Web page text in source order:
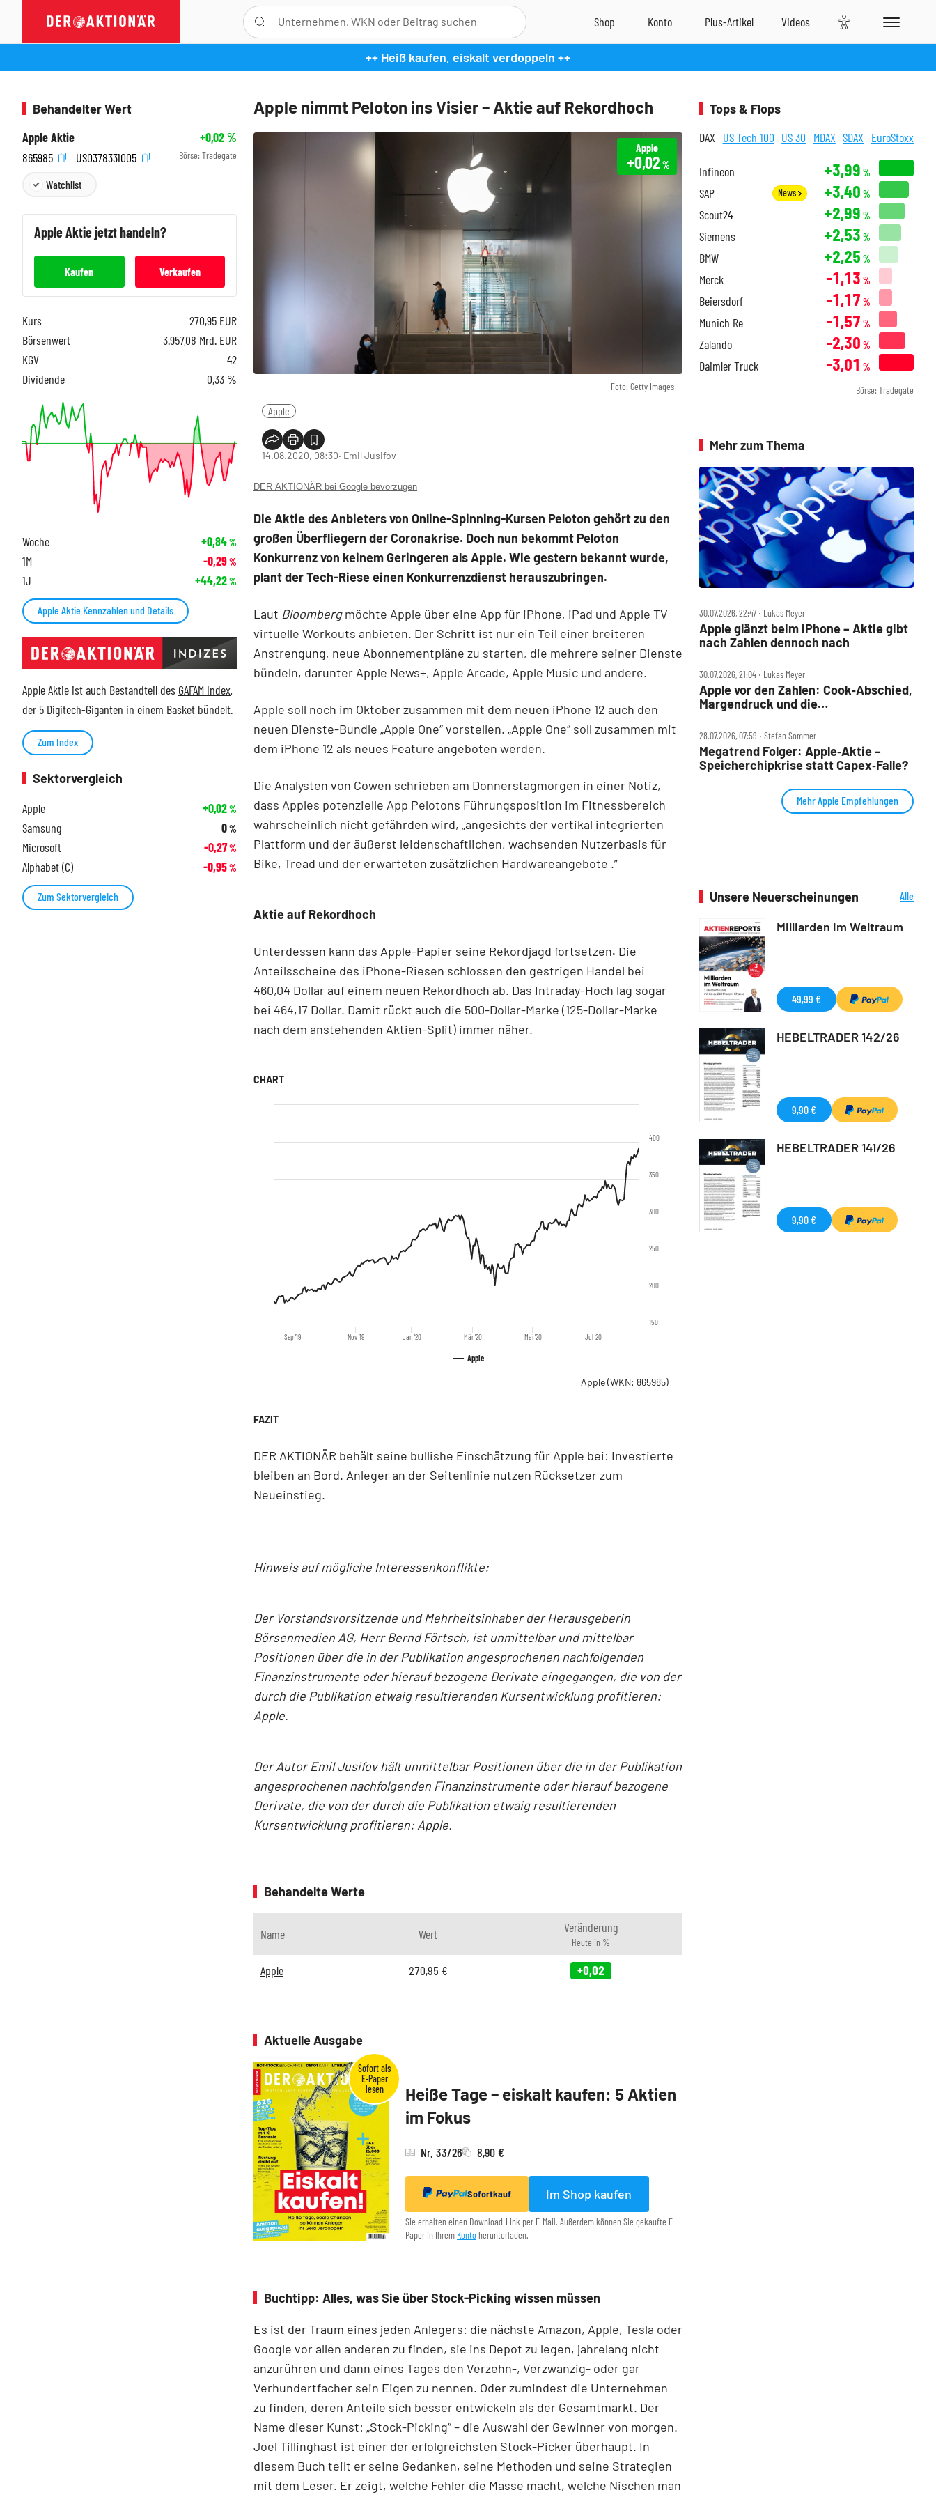
++ Heiß kaufen, eiskalt verdoppeln ++
Apple nimmt Peloton ins Visier – Aktie auf Rekordhoch
Foto: Getty Images
Apple
+0,02%
Apple
14.08.2020, 08:30‧ Emil Jusifov
DER AKTIONÄR bei Google bevorzugen
Die Aktie des Anbieters von Online-Spinning-Kursen Peloton gehört zu den
großen Überfliegern der Coronakrise. Doch nun bekommt Peloton
Konkurrenz von keinem Geringeren als Apple. Wie gestern bekannt wurde,
plant der Tech-Riese einen Konkurrenzdienst herauszubringen.
Laut Bloombergmöchte Apple über eine App für iPhone, iPad und Apple TV
virtuelle Workouts anbieten. Der Schritt ist nur ein Teil einer breiteren
Anstrengung, neue Abonnementpläne zu starten, die mehrere seiner Dienste
bündeln, darunter Apple News+, Apple Arcade, Apple Music und andere.
Apple soll noch im Oktober zusammen mit dem neuen iPhone 12 auch den
neuen Dienste-Bundle „Apple One“ vorstellen. „Apple One“ soll zusammen mit
dem iPhone 12 als neues Feature angeboten werden.
Die Analysten von Cowen schrieben am Donnerstagmorgen in einer Notiz,
dass Apples potenzielle App Pelotons Führungsposition im Fitnessbereich
wahrscheinlich nicht gefährden wird, „angesichts der vertikal integrierten
Plattform und der äußerst leidenschaftlichen, wachsenden Nutzerbasis für
Bike, Tread und der erwarteten zusätzlichen Hardwareangebote .”
Aktie auf Rekordhoch
Unterdessen kann das Apple-Papier seine Rekordjagd fortsetzen. Die
Anteilsscheine des iPhone-Riesen schlossen den gestrigen Handel bei
460,04 Dollar auf einem neuen Rekordhoch ab. Das Intraday-Hoch lag sogar
bei 464,17 Dollar. Damit rückt auch die 500-Dollar-Marke (125-Dollar-Marke
nach dem anstehenden Aktien-Split) immer näher.
Apple
Sep '19 Nov '19 Jan '20 Mär '20 Mai '20 Jul '20
150
200
250
300
350
400
Apple(WKN: 865985)
DER AKTIONÄR behält seine bullishe Einschätzung für Apple bei: Investierte
bleiben an Bord. Anleger an der Seitenlinie nutzen Rücksetzer zum
Neueinstieg.
Hinweis auf mögliche Interessenkonflikte:
Der Vorstandsvorsitzende und Mehrheitsinhaber der Herausgeberin
Börsenmedien AG, Herr Bernd Förtsch, ist unmittelbar und mittelbar
Positionen über die in der Publikation angesprochenen nachfolgenden
Finanzinstrumente oder hierauf bezogene Derivate eingegangen, die von der
durch die Publikation etwaig resultierenden Kursentwicklung profitieren:
Apple.
Der Autor Emil Jusifov hält unmittelbar Positionen über die in der Publikation
angesprochenen nachfolgenden Finanzinstrumente oder hierauf bezogene
Derivate, die von der durch die Publikation etwaig resultierenden
Kursentwicklung profitieren: Apple.
Behandelte Werte
Name Wert Veränderung
Heute in %
Apple 270,95 € +0,02
Aktuelle Ausgabe
Heiße Tage – eiskalt kaufen: 5 Aktien
im Fokus
Nr. 33/26 8,90 €
Sofortkauf Im Shop kaufen
Sie erhalten einen Download-Link per E-Mail. Außerdem können Sie gekaufte E-
Paper in Ihrem Konto herunterladen.
Buchtipp: Alles, was Sie über Stock-Picking wissen müssen
Es ist der Traum eines jeden Anlegers: die nächste Amazon, Apple, Tesla oder
Google vor allen anderen zu finden, sie ins Depot zu legen, jahrelang nicht
anzurühren und dann eines Tages den Verzehn-, Verzwanzig- oder gar
Verhundertfacher sein Eigen zu nennen. Oder zumindest die Unternehmen
zu finden, deren Anteile sich besser entwickeln als der Gesamtmarkt. Der
Name dieser Kunst: „Stock-Picking“ – die Auswahl der Gewinner von morgen.
Joel Tillinghast ist einer der erfolgreichsten Stock-Picker überhaupt. In
diesem Buch teilt er seine Gedanken, seine Methoden und seine Strategien
mit dem Leser. Er zeigt, welche Fehler die Masse macht, welche Nischen man
Behandelter Wert
Apple Aktie
+0,02%
865985
US0378331005 Börse: Tradegate
Watchlist
AppleAktie jetzt handeln?
Kaufen Verkaufen
Kurs 270,95 EUR
Börsenwert
3.957,08 Mrd. EUR
KGV
42
Dividende
0,33 %
Woche +0,84%
1M -0,29%
1J +44,22%
Apple Aktie Kennzahlen und Details
Apple Aktie ist auch Bestandteil des GAFAM Index,
der 5 Digitech-Giganten in einem Basket bündelt.
Zum Index
Sektorvergleich
Apple
+0,02%
Samsung 0%
Microsoft -0,27%
Alphabet (C) -0,95%
Zum Sektorvergleich
Tops & Flops
DAX US Tech 100 US 30 MDAX SDAX EuroStoxx
Infineon +3,99 %
SAP News +3,40 %
Scout24 +2,99 %
Siemens +2,53 %
BMW +2,25 %
Merck -1,13 %
Beiersdorf -1,17 %
Munich Re -1,57 %
Zalando -2,30 %
Daimler Truck -3,01 %
Börse: Tradegate
Mehr zum Thema
30.07.2026, 22:47 ‧ Lukas Meyer
Apple glänzt beim iPhone – Aktie gibt
nach Zahlen dennoch nach
30.07.2026, 21:04 ‧ Lukas Meyer
Apple vor den Zahlen: Cook‑Abschied,
Margendruck und die
28.07.2026, 07:59 ‧ Stefan Sommer
Megatrend Folger: Apple‑Aktie –
Speicherchipkrise statt Capex‑Falle?
Mehr Apple Empfehlungen
Unsere Neuerscheinungen
Alle
Milliarden im Weltraum
49,99 €
HEBELTRADER 142/26
9,90 €
HEBELTRADER 141/26
9,90 €